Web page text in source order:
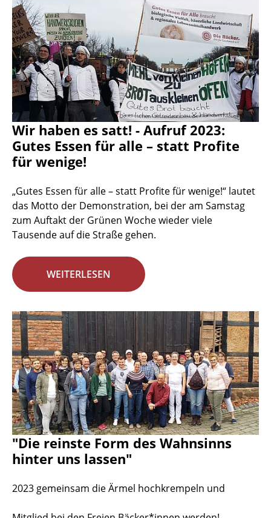
Wir haben es satt! - Aufruf 2023:
Gutes Essen für alle – statt Profite
für wenige!
„Gutes Essen für alle – statt Profite für wenige!“ lautet
das Motto der Demonstration, bei der am Samstag
zum Auftakt der Grünen Woche wieder viele
Tausende auf die Straße gehen.
WEITERLESEN
"Die reinste Form des Wahnsinns
hinter uns lassen"
2023 gemeinsam die Ärmel hochkrempeln und